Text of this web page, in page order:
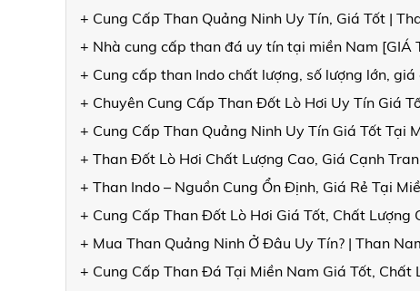
+ Cung Cấp Than Quảng Ninh Uy Tín, Giá Tốt |
+ Nhà cung cấp than đá uy tín tại miền Nam [GIÁ
+ Cung cấp than Indo chất lượng, số lượng lớn,
+ Chuyên Cung Cấp Than Đốt Lò Hơi Uy Tín Giá
+ Cung Cấp Than Quảng Ninh Uy Tín Giá Tốt Tại
+ Than Đốt Lò Hơi Chất Lượng Cao, Giá Cạnh
+ Than Indo – Nguồn Cung Ổn Định, Giá Rẻ Tại
+ Cung Cấp Than Đốt Lò Hơi Giá Tốt, Chất Lượng
+ Mua Than Quảng Ninh Ở Đâu Uy Tín? | Than
+ Cung Cấp Than Đá Tại Miền Nam Giá Tốt, Chất